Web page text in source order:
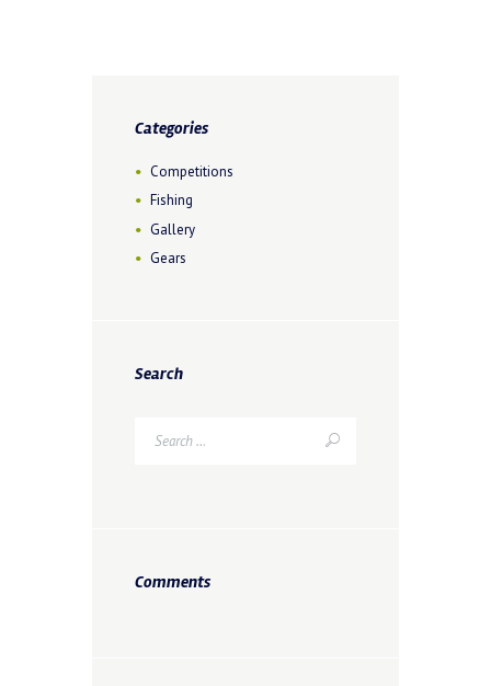
Categories
Competitions
Fishing
Gallery
Gears
Search
Comments